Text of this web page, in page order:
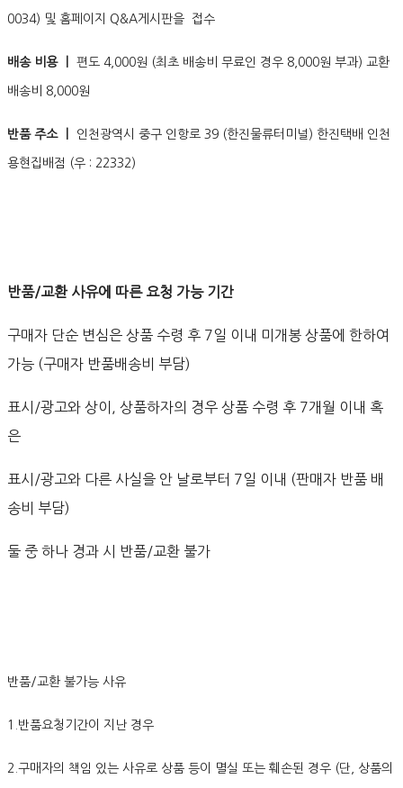
0034) 및 홈페이지 Q&A게시판을 접수
배송 비용 ㅣ 편도 4,000원 (최초 배송비 무료인 경우 8,000원 부과) 교환
배송비 8,000원
반품 주소 ㅣ 인천광역시 중구 인항로 39 (한진물류터미널) 한진택배 인천
용현집배점 (우 : 22332)
반품/교환 사유에 따른 요청 가능 기간
구매자 단순 변심은 상품 수령 후 7일 이내 미개봉 상품에 한하여
가능 (구매자 반품배송비 부담)
표시/광고와 상이, 상품하자의 경우 상품 수령 후 7개월 이내 혹
은
표시/광고와 다른 사실을 안 날로부터 7일 이내 (판매자 반품 배
송비 부담)
둘 중 하나 경과 시 반품/교환 불가
반품/교환 불가능 사유
1.반품요청기간이 지난 경우
2.구매자의 책임 있는 사유로 상품 등이 멸실 또는 훼손된 경우 (단, 상품의